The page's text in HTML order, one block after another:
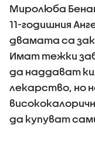
Миролюба
11-годишния
двамата са
Имат тежки
да наддават
лекарство, но
да купуват